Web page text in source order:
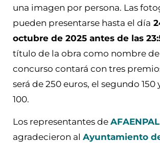
una imagen por persona. Las
pueden presentarse hasta el día
octubre de 2025 antes de las
título de la obra como nombre
concurso contará con tres
será de 250 euros, el segundo 150
100.
Los representantes de AFAENPAL
agradecieron al Ayuntamiento